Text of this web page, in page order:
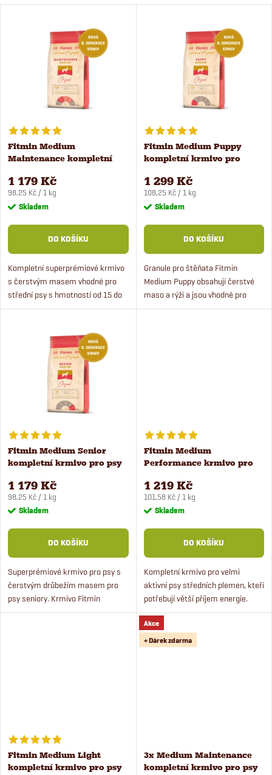
í
p
r
o
d
u
k
Nejprodávanější
s
p
r
o
d
u
Fitmin Medium
Maintenance kompletní
1 179 Kč
Měrná
cena:
98,25 Kč / 1 kg
Skladem
DO KOŠÍKU
Kompletní superprémiové krmivo
s čerstvým masem vhodné pro
střední psy s hmotností od 15 do
30 kg. Krmivo obsahuje 50 %
chondroprotektiva pro správný
Fitmin Medium Puppy
kompletní krmivo pro
1 299 Kč
Měrná
cena:
108,25 Kč / 1 kg
Skladem
DO KOŠÍKU
Granule pro štěňata Fitmin
Medium Puppy obsahují čerstvé
maso a rýži a jsou vhodné pro
všechna štěňata ve věku od 1
Fitmin Medium Senior
kompletní krmivo pro psy
1 179 Kč
Měrná
cena:
98,25 Kč / 1 kg
Skladem
DO KOŠÍKU
Superprémiové krmivo pro psy s
čerstvým drůbežím masem pro
psy seniory. Krmivo Fitmin
Medium Senior obsahuje
Fitmin Medium
Performance krmivo pro
1 219 Kč
Měrná
cena:
101,58 Kč / 1 kg
Skladem
DO KOŠÍKU
Kompletní krmivo pro velmi
aktivní psy středních plemen, kteří
potřebují větší příjem energie.
Pokud je váš pes sportovní, běhá
nebo cvičí každý den, zaslouží si
poctivé krmivo...
Fitmin Medium Light
kompletní krmivo pro psy
Akce
+ Dárek zdarma
3x Medium Maintenance
kompletní krmivo pro psy